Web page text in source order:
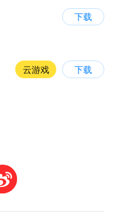
下载
云游戏 下载